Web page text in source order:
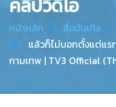
คลิปวิดีโอ
หน้าหลัก สื่อบันเทิง
แล้วก็ไม่บอกตั้งแต่แร
กามเทพ | TV3 Official